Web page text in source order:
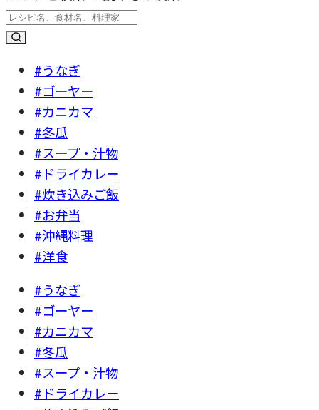
#うなぎ
#ゴーヤー
#カニカマ
#冬瓜
#スープ・汁物
#ドライカレー
#炊き込みご飯
#お弁当
#沖縄料理
#洋食
#うなぎ
#ゴーヤー
#カニカマ
#冬瓜
#スープ・汁物
#ドライカレー